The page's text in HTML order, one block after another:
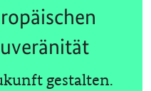
gestalten.